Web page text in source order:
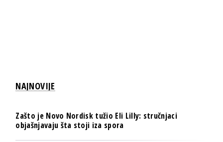
NAJNOVIJE
Zašto je Novo Nordisk tužio Eli Lilly: stručnjaci
objašnjavaju šta stoji iza spora